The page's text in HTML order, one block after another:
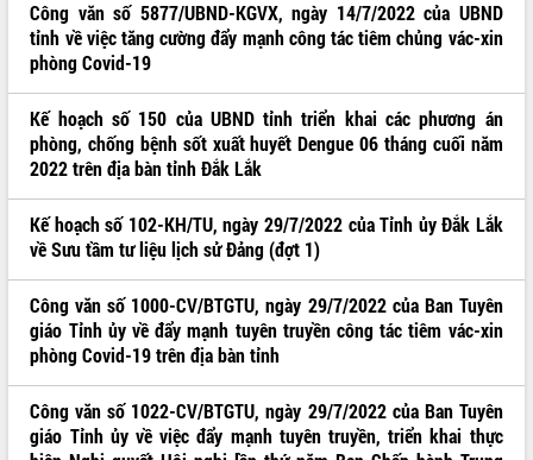
DỰ BÁO THỜI TIẾT
GIÁ CÀ PHÊ
TỶ GIÁ VÀNG
TỶ GIÁ NGỌAI TỆ
CHỨNG KHOÁN
LIÊN KẾT WEB
THỐNG KÊ TRUY CẬP
Hôm nay: 1285
Tất cả: 4282605
Công văn số 5877/UBND-KGVX, ngày 14/7/2022 của UBND
tỉnh về việc tăng cường đẩy mạnh công tác tiêm chủng vác-xin
phòng Covid-19
Kế hoạch số 150 của UBND tỉnh triển khai các phương án
phòng, chống bệnh sốt xuất huyết Dengue 06 tháng cuối năm
2022 trên địa bàn tỉnh Đắk Lắk
Kế hoạch số 102-KH/TU, ngày 29/7/2022 của Tỉnh ủy Đắk Lắk
về Sưu tầm tư liệu lịch sử Đảng (đợt 1)
Công văn số 1000-CV/BTGTU, ngày 29/7/2022 của Ban Tuyên
giáo Tỉnh ủy về đẩy mạnh tuyên truyền công tác tiêm vác-xin
phòng Covid-19 trên địa bàn tỉnh
Công văn số 1022-CV/BTGTU, ngày 29/7/2022 của Ban Tuyên
giáo Tỉnh ủy về việc đẩy mạnh tuyên truyền, triển khai thực